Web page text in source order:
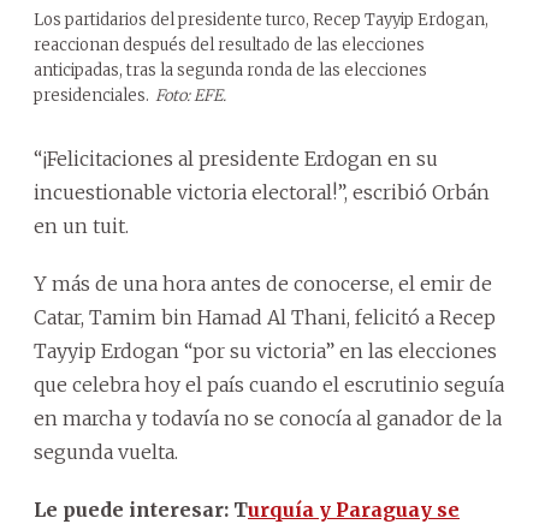
Los partidarios del presidente turco, Recep Tayyip Erdogan,
reaccionan después del resultado de las elecciones
anticipadas, tras la segunda ronda de las elecciones
presidenciales. Foto: EFE.
“¡Felicitaciones al presidente Erdogan en su
incuestionable victoria electoral!”, escribió Orbán
en un tuit.
Y más de una hora antes de conocerse, el emir de
Catar, Tamim bin Hamad Al Thani, felicitó a Recep
Tayyip Erdogan “por su victoria” en las elecciones
que celebra hoy el país cuando el escrutinio seguía
en marcha y todavía no se conocía al ganador de la
segunda vuelta.
Le puede interesar: Turquía y Paraguay se